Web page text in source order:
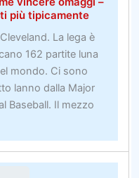
Insegnare
al
servizio
clienti
più tipicamente
La lega è
162 partite luna
mondo. Ci sono
lanno dalla Major
Baseball. Il mezzo